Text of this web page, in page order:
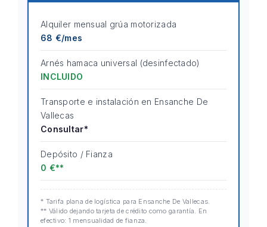
Alquiler mensual grúa motorizada
68 €/mes
Arnés hamaca universal (desinfectado)
INCLUIDO
Transporte e instalación en Ensanche De
Vallecas
Consultar*
Depósito / Fianza
0 €**
* Tarifa plana de logística para Ensanche De Vallecas.
** Válido dejando tarjeta de crédito como garantía. En
efectivo: 1 mensualidad de fianza.